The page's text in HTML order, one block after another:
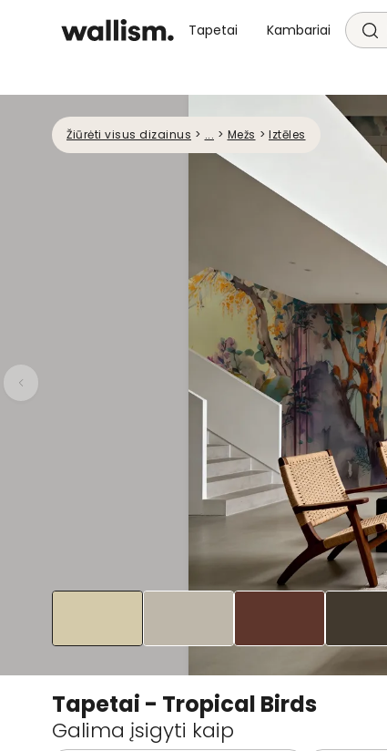
Tapetai Kambariai
Žiūrėti visus dizainus > ... > Mežs > Iztēles
Tapetai - Tropical Birds
Galima įsigyti kaip